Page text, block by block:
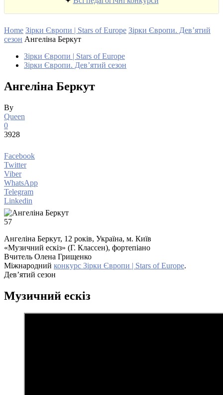
Home Зірки Європи | Stars of Europe Зірки Європи. Дев’ятий
сезон Ангеліна Беркут
Зірки Європи | Stars of Europe
Зірки Європи. Дев’ятий сезон
Ангеліна Беркут
By
Queen
0
3928
Facebook
Twitter
Viber
WhatsApp
Telegram
Linkedin
57
Ангеліна Беркут, 12 років, Україна, м. Київ
«Музичний ескіз» (Г. Классен), фортепіано
Вчитель Олена Грищенко
Міжнародний конкурс Зірки Європи | Stars of Europe.
Дев’ятий сезон
Музичний ескіз